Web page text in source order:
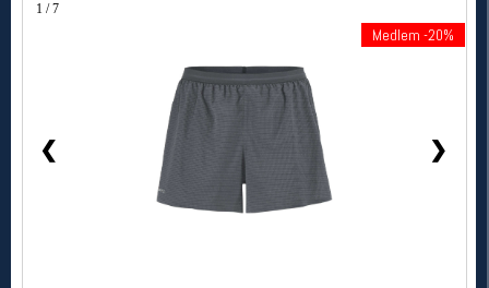
1 / 7
❮ ❯
Medlem -20%